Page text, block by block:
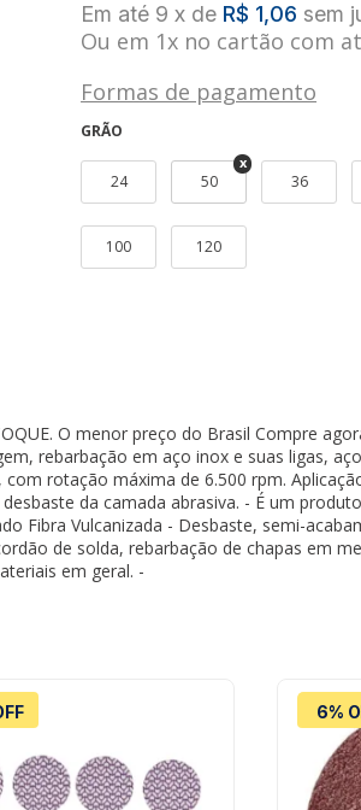
9 x de R$ 1,06 sem
Ou em 1x no cartão com
Formas de pagamento
GRÃO
24 50 36
100 120
O menor preço do Brasil Compre
rebarbação em aço inox e suas ligas,
rotação máxima de 6.500 rpm.
da camada abrasiva. - É um
Fibra Vulcanizada - Desbaste, semi-
de solda, rebarbação de chapas em
em geral. -
6%